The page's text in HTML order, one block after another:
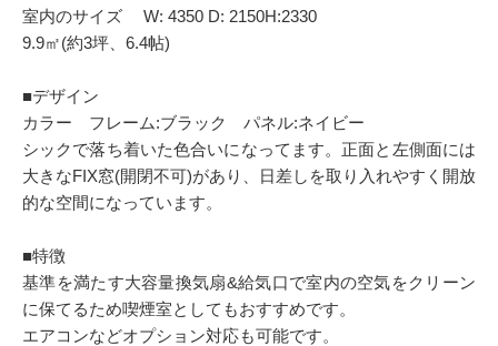
室内のサイズ W: 4350 D: 2150H:2330
9.9㎡(約3坪、6.4帖)
■デザイン
カラー フレーム:ブラック パネル:ネイビー
シックで落ち着いた⾊合いになってます。正⾯と左側⾯には
⼤きなFIX窓(開閉不可)があり、⽇差しを取り⼊れやすく開放
的な空間になっています。
■特徴
基準を満たす⼤容量換気扇&給気⼝で室内の空気をクリーン
に保てるため喫煙室としてもおすすめです。
エアコンなどオプション対応も可能です。